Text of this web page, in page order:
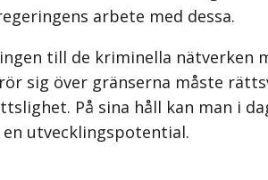
arbete med dessa.
till de kriminella nätverken
sig över gränserna måste
På sina håll kan man i
utvecklingspotential.